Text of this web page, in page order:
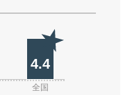
4.4
全国